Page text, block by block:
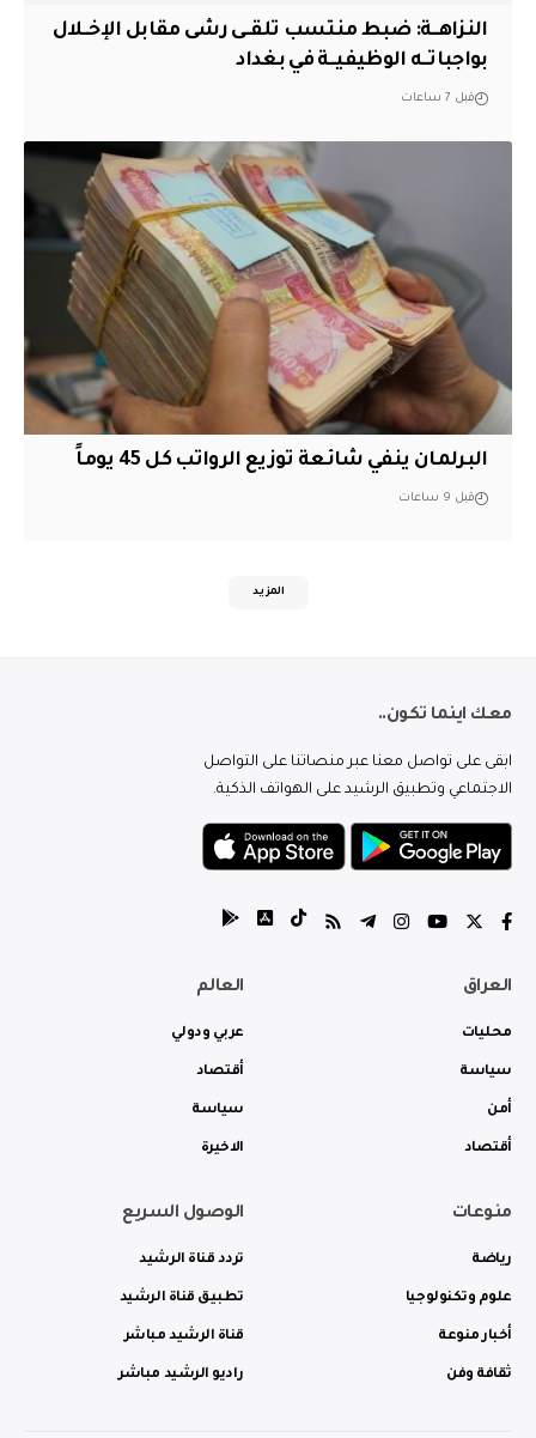
النزاهــة: ضبط منتسب تلقــى رشى مقابل الإخــلال
بواجباتــه الوظيفيــة في بغداد
قبل 7 ساعات
البرلمان ينفي شائعة توزيع الرواتب كل 45 يوماً
قبل 9 ساعات
المزيد
معك اينما تكون..
ابقى على تواصل معنا عبر منصاتنا على التواصل
الاجتماعي وتطبيق الرشيد على الهواتف الذكية.
العراق
محليات
سياسة
أمن
أقتصاد
العالم
عربي ودولي
أقتصاد
سياسة
الاخيرة
منوعات
رياضة
علوم وتكنولوجيا
أخبار منوعة
ثقافة وفن
الوصول السريع
تردد قناة الرشيد
تطبيق قناة الرشيد
قناة الرشيد مباشر
راديو الرشيد مباشر